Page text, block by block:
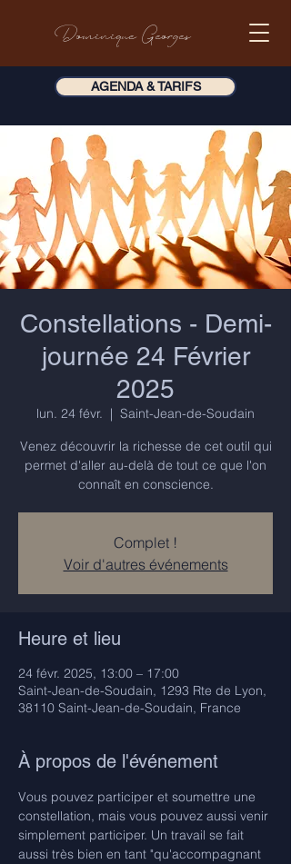
Dominique Georges
AGENDA & TARIFS
Constellations - Demi-
journée 24 Février
2025
lun. 24 févr.
  |
Saint-Jean-de-Soudain
Venez découvrir la richesse de cet outil qui
permet d'aller au-delà de tout ce que l'on
connaît en conscience.
Complet !
Voir d'autres événements
Heure et lieu
24 févr. 2025, 13:00 – 17:00
Saint-Jean-de-Soudain, 1293 Rte de Lyon,
38110 Saint-Jean-de-Soudain, France
À propos de l'événement
Vous pouvez participer et soumettre une
constellation, mais vous pouvez aussi venir
simplement participer. Un travail se fait
aussi très bien en tant "qu'accompagnant